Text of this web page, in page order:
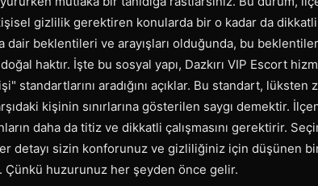
gizlilik gerektiren konularda bir o kadar da dikkatli
dair beklentileri ve arayışları olduğunda, bu
haktır. İşte bu sosyal yapı, Dazkırı VIP Escort
standartlarını aradığını açıklar. Bu standart,
kişinin sınırlarına gösterilen saygı demektir.
daha da titiz ve dikkatli çalışmasını gerektirir.
detayı sizin konforunuz ve gizliliğiniz için düşünen bir
Çünkü huzurunuz her şeyden önce gelir.